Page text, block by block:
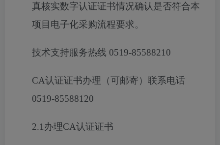
真核实数字认证证书情况确认是否符合本
项目电子化采购流程要求。
技术支持服务热线 0519-85588210
CA认证证书办理（可邮寄）联系电话
0519-85588120
2.1 办理CA认证证书